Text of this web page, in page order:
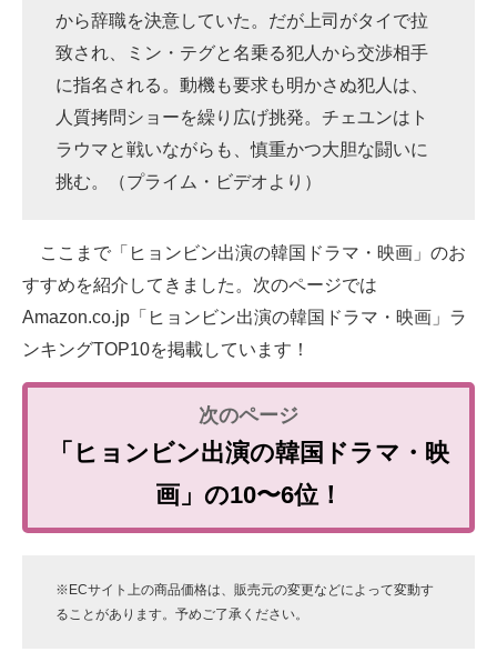
から辞職を決意していた。だが上司がタイで拉
致され、ミン・テグと名乗る犯人から交渉相手
に指名される。動機も要求も明かさぬ犯人は、
人質拷問ショーを繰り広げ挑発。チェユンはト
ラウマと戦いながらも、慎重かつ大胆な闘いに
挑む。（プライム・ビデオより）
ここまで「ヒョンビン出演の韓国ドラマ・映画」のお
すすめを紹介してきました。次のページでは
Amazon.co.jp「ヒョンビン出演の韓国ドラマ・映画」ラ
ンキングTOP10を掲載しています！
「ヒョンビン出演の韓国ドラマ・映
画」の10〜6位！
※ECサイト上の商品価格は、販売元の変更などによって変動す
ることがあります。予めご了承ください。